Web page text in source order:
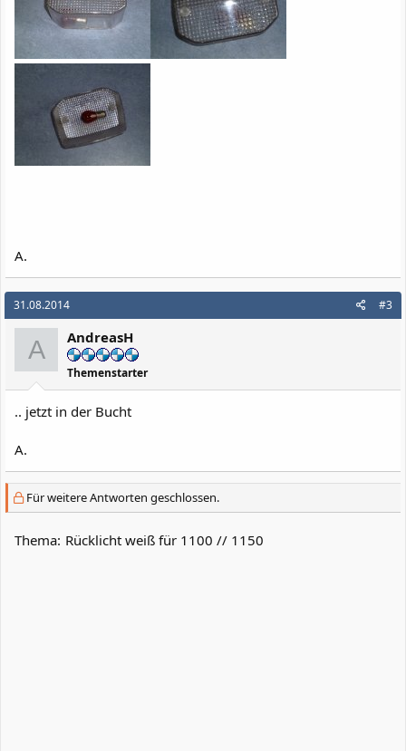
A.
31.08.2014 #3
A AndreasH
Themenstarter
.. jetzt in der Bucht
A.
Für weitere Antworten geschlossen.
Thema: Rücklicht weiß für 1100 // 1150